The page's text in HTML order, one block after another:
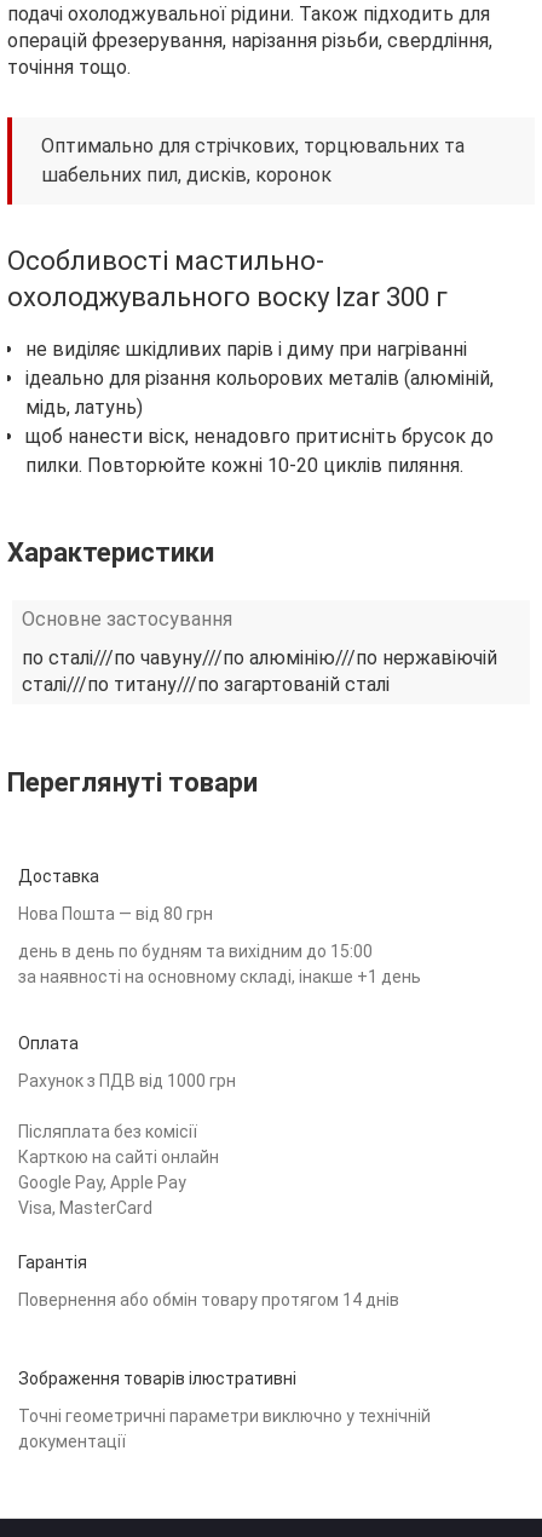
подачі охолоджувальної рідини. Також підходить для
операцій фрезерування, нарізання різьби, свердління,
точіння тощо.
Оптимально для стрічкових, торцювальних та
шабельних пил, дисків, коронок
Особливості мастильно-
охолоджувального воску Izar 300 г
не виділяє шкідливих парів і диму при нагріванні
ідеально для різання кольорових металів (алюміній,
мідь, латунь)
щоб нанести віск, ненадовго притисніть брусок до
пилки. Повторюйте кожні 10-20 циклів пиляння.
Характеристики
Основне застосування
по сталі///по чавуну///по алюмінію///по нержавіючій
сталі///по титану///по загартованій сталі
Переглянуті товари
Доставка
Нова Пошта — від 80 грн
день в день по будням та вихідним до 15:00
за наявності на основному складі, інакше +1 день
Оплата
Рахунок з ПДВ від 1000 грн
Післяплата без комісії
Карткою на сайті онлайн
Google Pay, Apple Pay
Visa, MasterCard
Гарантія
Повернення або обмін товару протягом 14 днів
Зображення товарів ілюстративні
Точні геометричні параметри виключно у технічній
документації